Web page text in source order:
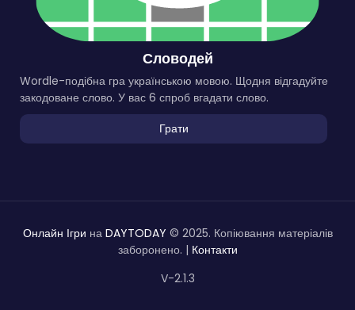
Словодей
Wordle-подібна гра українською мовою. Щодня відгадуйте
закодоване слово. У вас 6 спроб вгадати слово.
Грати
Онлайн Ігри на DAYTODAY © 2025. Копіювання матеріалів
заборонено. | Контакти
V-2.1.3